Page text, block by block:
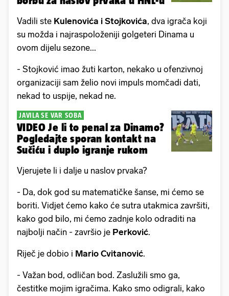
Vadili ste Kulenovića i Stojkovića, dva igrača koji
su možda i najraspoloženiji golgeteri Dinama u
ovom dijelu sezone...
- Stojković imao žuti karton, nekako u ofenzivnoj
organizaciji sam želio novi impuls momčadi dati,
nekad to uspije, nekad ne.
JAVILA SE VAR SOBA
VIDEO Je li to penal za Dinamo?
Pogledajte sporan kontakt na
Sučiću i duplo igranje rukom
Vjerujete li i dalje u naslov prvaka?
- Da, dok god su matematičke šanse, mi ćemo se
boriti. Vidjet ćemo kako će sutra utakmica završiti,
kako god bilo, mi ćemo zadnje kolo odraditi na
najbolji način - završio je Perković.
Riječ je dobio i Mario Cvitanović.
- Važan bod, odličan bod. Zaslužili smo ga,
čestitke mojim igračima. Kako smo odigrali, kako